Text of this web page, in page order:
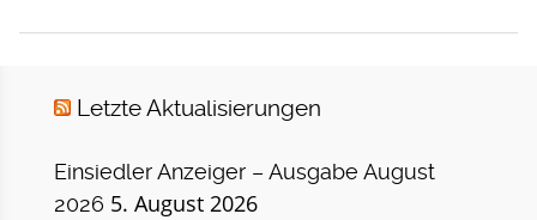
Letzte Aktualisierungen
Einsiedler Anzeiger – Ausgabe August
2026 5. August 2026